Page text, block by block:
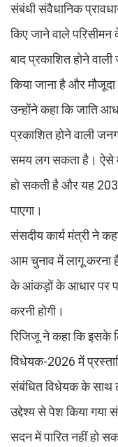
संबंधी संवैधानिक
किए जाने वाले परिसीमन
बाद प्रकाशित होने
किया जाना है और
उन्होंने कहा कि जाति
प्रकाशित होने वाली
समय लग सकता है। ऐसे में
हो सकती है और यह
पाएगा।
संसदीय कार्य मंत्री ने
आम चुनाव में लागू करना
के आंकड़ों के आधार पर
करनी होगी।
रिजिजू ने कहा कि इसके
विधेयक-2026 में
संबंधित विधेयक के साथ
उद्देश्य से पेश किया
सदन में पारित नहीं हो